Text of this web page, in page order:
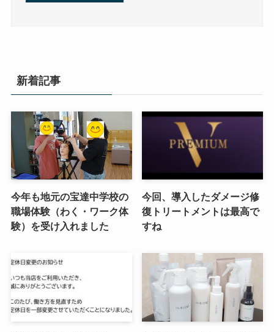
新着記事
今年も地元の宝達中学校の
職場体験（わく・ワーク体
験）を受け入れました
今回、導入したダメージ修
復トリートメントは最高で
すね